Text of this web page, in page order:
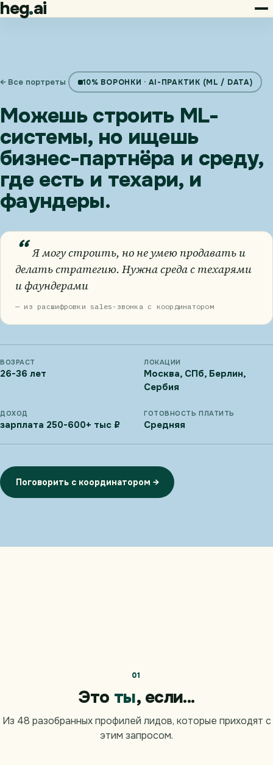
heg ai
← Все портреты 10% ВОРОНКИ · AI-ПРАКТИК (ML / DATA)
Можешь строить ML-
системы, но ищешь
бизнес-партнёра и среду,
где есть и техари, и
фаундеры.
“ Я могу строить, но не умею продавать и
делать стратегию. Нужна среда с техарями
и фаундерами
— из расшифровки sales-звонка с координатором
ВОЗРАСТ
26-36 лет
ЛОКАЦИИ
Москва, СПб, Берлин,
Сербия
ДОХОД
зарплата 250-600+ тыс ₽
ГОТОВНОСТЬ ПЛАТИТЬ
Средняя
Поговорить с координатором →
01
Это ты, если...
Из 48 разобранных профилей лидов, которые приходят с
этим запросом.